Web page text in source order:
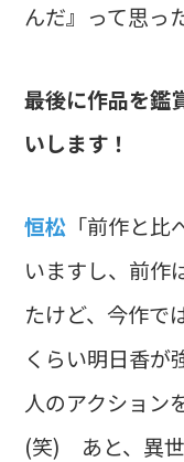
んだ』って思っ
――最後に作品を
いします！
恒松 「前作と
いますし、前作
たけど、今作で
くらい明日香が
人のアクション
(笑) あと、異